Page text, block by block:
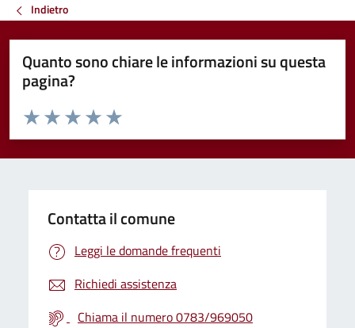
Indietro
Quanto sono chiare le informazioni su questa
pagina?
Valuta da 1 a 5 stelle la pagina
Valuta 5 stelle su 5
Valuta 4 stelle su 5
Valuta 3 stelle su 5
Valuta 2 stelle su 5
Valuta 1 stelle su 5
Contatta il comune
Leggi le domande frequenti
Richiedi assistenza
Chiama il numero 0783/969050